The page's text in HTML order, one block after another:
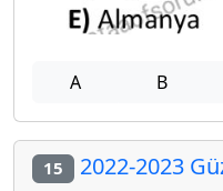
A B
15 2022-2023